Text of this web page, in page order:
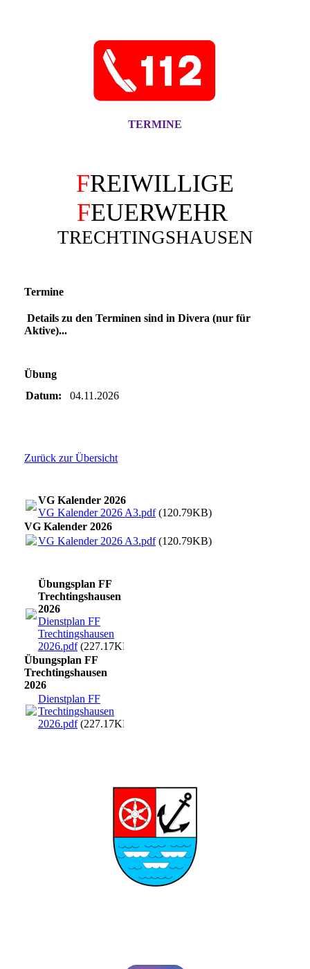
TERMINE
FREIWILLIGE
FEUERWEHR
TRECHTINGSHAUSEN
Termine
Details zu den Terminen sind in Divera (nur für
Aktive)...
Übung
Datum:
04.11.2026
Zurück zur Übersicht
VG Kalender 2026
VG Kalender 2026 A3.pdf(120.79KB)
VG Kalender 2026
VG Kalender 2026 A3.pdf(120.79KB)
Übungsplan FF
Trechtingshausen
2026
Dienstplan FF
Trechtingshausen
2026.pdf(227.17KB)
Übungsplan FF
Trechtingshausen
2026
Dienstplan FF
Trechtingshausen
2026.pdf(227.17KB)